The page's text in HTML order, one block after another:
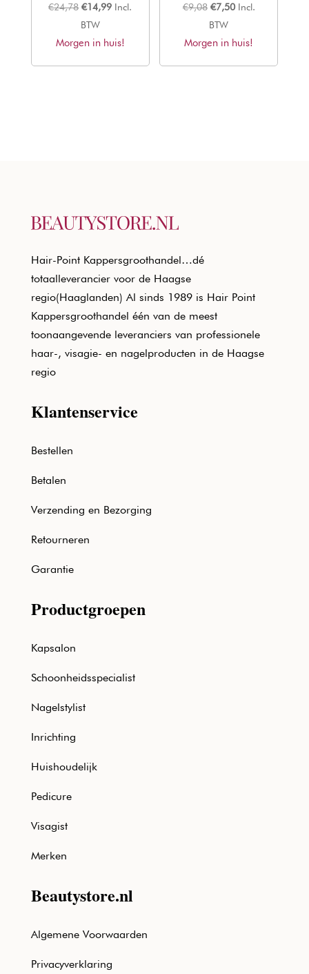
€24,78 Oorspronkelijke
prijs
was:
€14,99Huidige
is:
Incl.
BTW
Morgen in huis!
€9,08 Oorspronkelijke
prijs
was:
€7,50Huidige
is:
Incl.
BTW
Morgen in huis!
Hair-Point Kappersgroothandel…dé
totaalleverancier voor de Haagse
regio(Haaglanden) Al sinds 1989 is Hair Point
Kappersgroothandel één van de meest
toonaangevende leveranciers van professionele
haar-, visagie- en nagelproducten in de Haagse
regio
Klantenservice
Bestellen
Betalen
Verzending en Bezorging
Retourneren
Garantie
Productgroepen
Kapsalon
Schoonheidsspecialist
Nagelstylist
Inrichting
Huishoudelijk
Pedicure
Visagist
Merken
Beautystore.nl
Algemene Voorwaarden
Privacyverklaring